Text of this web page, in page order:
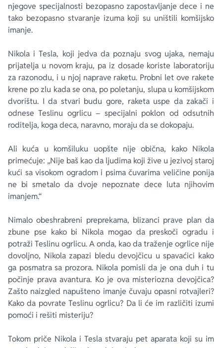
njegove specijalnosti bezopasno zapostavljanje dece i ne
tako bezopasno stvaranje izuma koji su uništili komšijsko
imanje.
Nikola i Tesla, koji jedva da poznaju svog ujaka, nemaju
prijatelja u novom kraju, pa iz dosade koriste laboratoriju
za razonodu, i u njoj naprave raketu. Probni let ove rakete
krene po zlu kada se ona, po poletanju, slupa u komšijskom
dvorištu. I da stvari budu gore, raketa uspe da zakači i
odnese Teslinu ogrlicu – specijalni poklon od odsutnih
roditelja, koga deca, naravno, moraju da se dokopaju.
Ali kuća u komšiluku uopšte nije obična, kako Nikola
primećuje: „Nije baš kao da ljudima koji žive u jezivoj staroj
kući sa visokom ogradom i psima čuvarima veličine ponija
ne bi smetalo da dvoje nepoznate dece luta njihovim
imanjem.“
Nimalo obeshrabreni preprekama, blizanci prave plan da
zbune pse kako bi Nikola mogao da preskoči ogradu i
potraži Teslinu ogrlicu. A onda, kao da traženje ogrlice nije
dovoljno, Nikola zapazi bledu devojčicu u spavaćici kako
ga posmatra sa prozora. Nikola pomisli da je ona duh i tu
počinje prava avantura. Ko je ova misteriozna devojčica?
Zašto naizgled napušteno imanje čuvaju opasni rotvajleri?
Kako da povrate Teslinu ogrlicu? Da li će im različiti izumi
pomoći i rešiti misteriju?
Tokom priče Nikola i Tesla stvaraju pet aparata koji su im